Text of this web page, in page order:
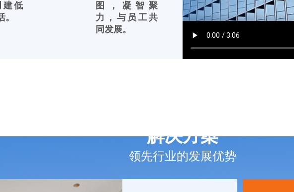
建低
图，凝智聚
力，与员工共
同发展。
解决方案
领先行业的发展优势